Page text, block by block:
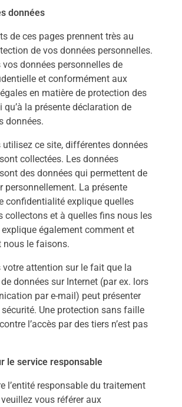
données
de ces pages prennent très au
de vos données personnelles.
données personnelles de
et conformément aux
en matière de protection des
qu’à la présente déclaration de
données.
utilisez ce site, différentes données
collectées. Les données
des données qui permettent de
personnellement. La présente
confidentialité explique quelles
collectons et à quelles fins nous les
également comment et
nous le faisons.
attention sur le fait que la
données sur Internet (par ex. lors
par e-mail) peut présenter
Une protection sans faille
l’accès par des tiers n’est pas
le service responsable
l’entité responsable du traitement
vous référer aux